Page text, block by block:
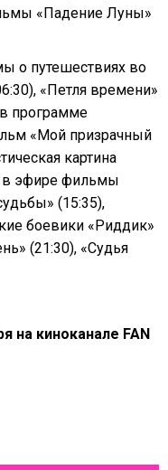
«Падение Луны»
о путешествиях во
«Петля времени»
программе
«Мой призрачный
картина
в эфире фильмы
(15:35),
боевики «Риддик»
(21:30), «Судья
на киноканале FAN